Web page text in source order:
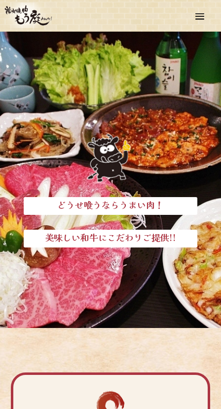
どうせ喰うならうまい肉！
美味しい和牛にこだわりご提供!!